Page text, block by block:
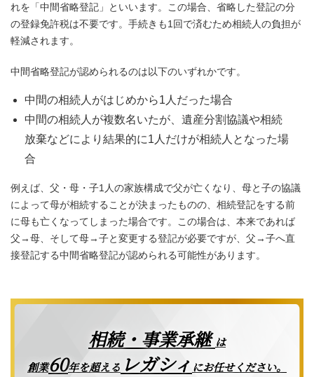
れを「中間省略登記」といいます。この場合、省略した登記の分
の登録免許税は不要です。手続きも1回で済むため相続人の負担が
軽減されます。
中間省略登記が認められるのは以下のいずれかです。
中間の相続人がはじめから1人だった場合
中間の相続人が複数名いたが、遺産分割協議や相続
放棄などにより結果的に1人だけが相続人となった場
合
例えば、父・母・子1人の家族構成で父が亡くなり、母と子の協議
によって母が相続することが決まったものの、相続登記をする前
に母も亡くなってしまった場合です。この場合は、本来であれば
父→母、そして母→子と変更する登記が必要ですが、父→子へ直
接登記する中間省略登記が認められる可能性があります。
相続・事業承継は
創業60年を超える レガシィ にお任せください。